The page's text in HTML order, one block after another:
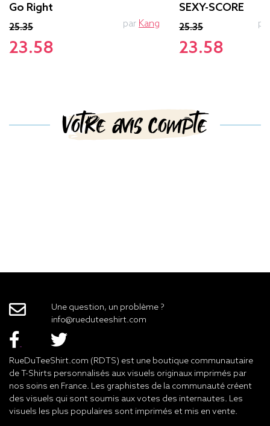
Go Right
25.35
23.58
par Kang
SEXY-SCORE
25.35
23.58
Votre avis compte
Une question, un problème ?
info@rueduteeshirt.com
RueDuTeeShirt.com (RDTS) est une boutique communautaire
de T-Shirts personnalisés aux visuels originaux imprimés par
nos soins en France. Les graphistes de la communauté créent
des visuels qui sont soumis aux votes des internautes. Les
visuels les plus populaires sont imprimés et mis en vente.